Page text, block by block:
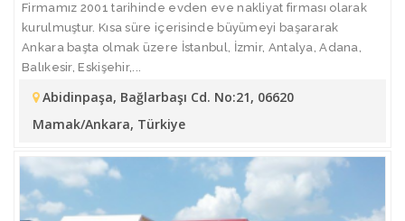
Firmamız 2001 tarihinde evden eve nakliyat firması olarak
kurulmuştur. Kısa süre içerisinde büyümeyi başararak
Ankara başta olmak üzere İstanbul, İzmir, Antalya, Adana,
Balıkesir, Eskişehir,...
Abidinpaşa, Bağlarbaşı Cd. No:21, 06620
Mamak/Ankara, Türkiye